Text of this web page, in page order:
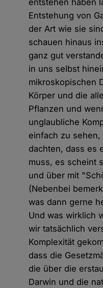
entstehen haben
Entstehung von
der Art wie sie
schauen hinaus
ganz gut
in uns selbst
mikroskopischen
Körper und die
Pflanzen und
unglaubliche
einfach zu
dachten, dass es
muss, es scheint
und über mit
(Nebenbei
was dann gerne
Und was wirklich
wir tatsächlich
Komplexität
dass die
die über die
Darwin und die